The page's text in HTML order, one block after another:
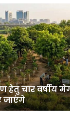
मंतर
प्रदर्शन
पर
बड़े
आतंकी
साजिश
का
खुलासा,
पाकिस्तान
से
August 7, 2026
जंतर-मंतर
पाकिस्तान से
थी तैयारी